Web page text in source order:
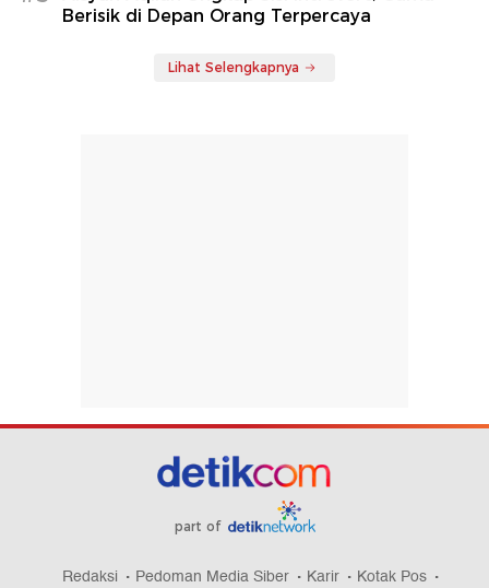
Berisik di Depan Orang Terpercaya
Lihat Selengkapnya
part of
Redaksi Pedoman Media Siber Karir Kotak Pos